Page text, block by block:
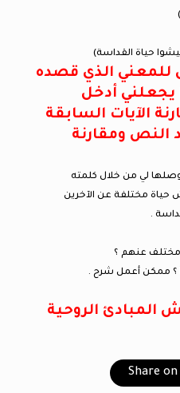
حياة القداسة)
للمعني الذي قصده
يجعلني أدخل
الآيات السابقة
النص ومقارنة
حياة مختلفة عن الآخرين
.
مختلف عنهم ؟
؟ ممكن أعمل شرح .
الروحية
Share on